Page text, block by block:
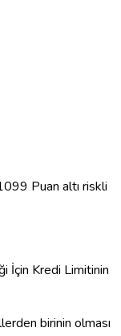
Puan altı riskli
İçin Kredi Limitinin
birinin olması